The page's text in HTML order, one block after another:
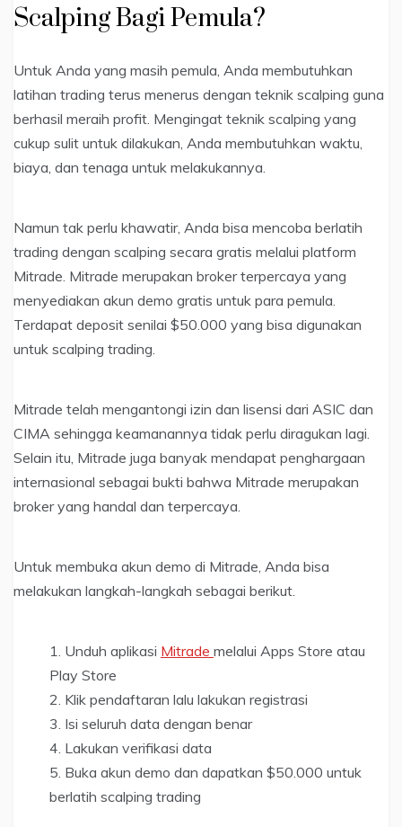
Scalping Bagi Pemula?
Untuk Anda yang masih pemula, Anda membutuhkan
latihan trading terus menerus dengan teknik scalping guna
berhasil meraih profit. Mengingat teknik scalping yang
cukup sulit untuk dilakukan, Anda membutuhkan waktu,
biaya, dan tenaga untuk melakukannya.
Namun tak perlu khawatir, Anda bisa mencoba berlatih
trading dengan scalping secara gratis melalui platform
Mitrade. Mitrade merupakan broker terpercaya yang
menyediakan akun demo gratis untuk para pemula.
Terdapat deposit senilai $50.000 yang bisa digunakan
untuk scalping trading.
Mitrade telah mengantongi izin dan lisensi dari ASIC dan
CIMA sehingga keamanannya tidak perlu diragukan lagi.
Selain itu, Mitrade juga banyak mendapat penghargaan
internasional sebagai bukti bahwa Mitrade merupakan
broker yang handal dan terpercaya.
Untuk membuka akun demo di Mitrade, Anda bisa
melakukan langkah-langkah sebagai berikut.
Unduh aplikasi Mitrade melalui Apps Store atau
Play Store
Klik pendaftaran lalu lakukan registrasi
Isi seluruh data dengan benar
Lakukan verifikasi data
Buka akun demo dan dapatkan $50.000 untuk
berlatih scalping trading